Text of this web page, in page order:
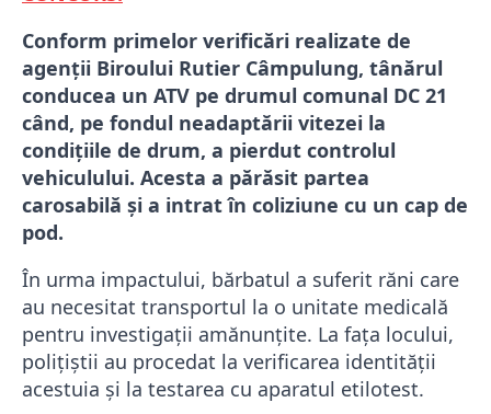
Conform primelor verificări realizate de
agenții Biroului Rutier Câmpulung, tânărul
conducea un ATV pe drumul comunal DC 21
când, pe fondul neadaptării vitezei la
condițiile de drum, a pierdut controlul
vehiculului. Acesta a părăsit partea
carosabilă și a intrat în coliziune cu un cap de
pod.
În urma impactului, bărbatul a suferit răni care
au necesitat transportul la o unitate medicală
pentru investigații amănunțite. La fața locului,
polițiștii au procedat la verificarea identității
acestuia și la testarea cu aparatul etilotest.